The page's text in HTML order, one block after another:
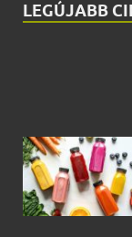
LEGÚJABB